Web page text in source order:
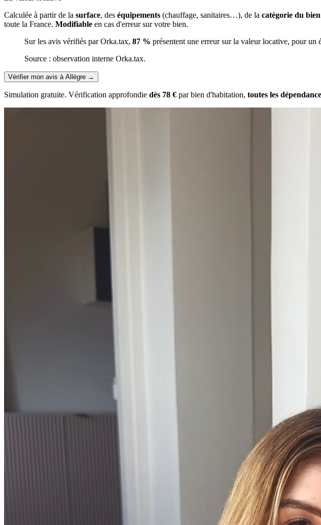
Calculée à partir de la surface, des équipements (chauffage, sanitaires…), de la catégorie du bien
toute la France. Modifiable en cas d'erreur sur votre bien.
Sur les avis vérifiés par Orka.tax, 87 % présentent une erreur sur la valeur locative, pour un
Source : observation interne Orka.tax.
Vérifier mon avis à Allègre →
Simulation gratuite. Vérification approfondie dès 78 € par bien d'habitation, toutes les